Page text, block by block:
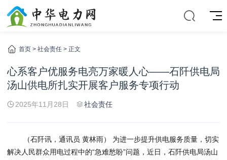
首页 > 社会责任 > 正文
心系客户优服务电亮万家暖人心——石阡供电局
汤山供电所扎实开展客户服务专项行动
2025年11月28日 社会责任
（石阡讯，通讯员 黄林雨） 为进一步提升供电服务质量，切实
解决人民群众用电过程中的“急难愁盼”问题，近日，石阡供电局汤山